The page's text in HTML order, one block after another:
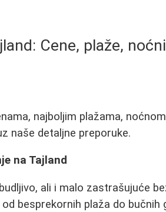
Cene, plaže,
najboljim plažama,
naše detaljne preporuke.
na Tajland
ali i malo zastrašujuće
besprekornih plaža do bučnih